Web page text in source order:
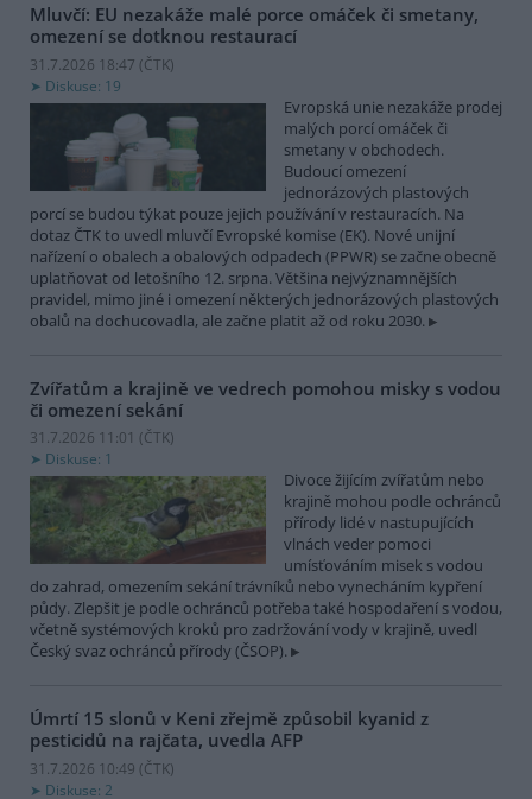
Mluvčí: EU nezakáže malé porce omáček či smetany,
omezení se dotknou restaurací
31.7.2026 18:47 (ČTK)
Diskuse: 19
Evropská unie nezakáže prodej
malých porcí omáček či
smetany v obchodech.
Budoucí omezení
jednorázových plastových
porcí se budou týkat pouze jejich používání v restauracích. Na
dotaz ČTK to uvedl mluvčí Evropské komise (EK). Nové unijní
nařízení o obalech a obalových odpadech (PPWR) se začne obecně
uplatňovat od letošního 12. srpna. Většina nejvýznamnějších
pravidel, mimo jiné i omezení některých jednorázových plastových
obalů na dochucovadla, ale začne platit až od roku 2030.
Zvířatům a krajině ve vedrech pomohou misky s vodou
či omezení sekání
31.7.2026 11:01 (ČTK)
Diskuse: 1
Divoce žijícím zvířatům nebo
krajině mohou podle ochránců
přírody lidé v nastupujících
vlnách veder pomoci
umísťováním misek s vodou
do zahrad, omezením sekání trávníků nebo vynecháním kypření
půdy. Zlepšit je podle ochránců potřeba také hospodaření s vodou,
včetně systémových kroků pro zadržování vody v krajině, uvedl
Český svaz ochránců přírody (ČSOP).
Úmrtí 15 slonů v Keni zřejmě způsobil kyanid z
pesticidů na rajčata, uvedla AFP
31.7.2026 10:49 (ČTK)
Diskuse: 2